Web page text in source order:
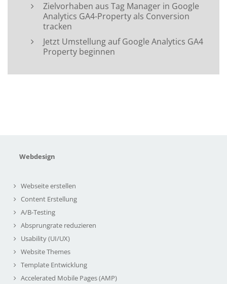
Zielvorhaben aus Tag Manager in Google
Analytics GA4-Property als Conversion
tracken
Jetzt Umstellung auf Google Analytics GA4
Property beginnen
Webdesign
Webseite erstellen
Content Erstellung
A/B-Testing
Absprungrate reduzieren
Usability (UI/UX)
Website Themes
Template Entwicklung
Accelerated Mobile Pages (AMP)